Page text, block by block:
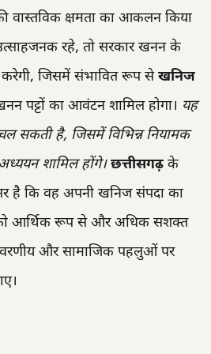
वास्तविक क्षमता का आकलन किया
रहे, तो सरकार खनन के
करेगी, जिसमें संभावित रूप सेखनिज
पट्टों का आवंटन शामिल होगा। यह
चल सकती है, जिसमें विभिन्न नियामक
शामिल होंगे। छत्तीसगढ़ के
है कि वह अपनी खनिज संपदा का
आर्थिक रूप से और अधिक सशक्त
और सामाजिक पहलुओं पर